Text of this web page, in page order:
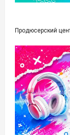
Продюсерский